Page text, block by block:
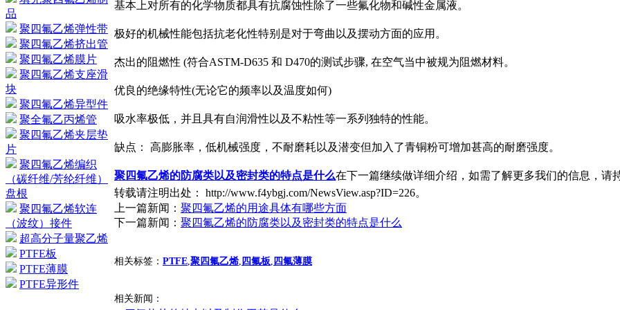
品
聚四氟乙烯弹性带
聚四氟乙烯挤出管
聚四氟乙烯膜片
聚四氟乙烯支座滑
块
聚四氟乙烯异型件
聚全氟乙丙烯管
聚四氟乙烯夹层垫
片
聚四氟乙烯编织
（碳纤维/芳纶纤维）
盘根
聚四氟乙烯软连
（波纹）接件
超高分子量聚乙烯
PTFE板
PTFE薄膜
PTFE异形件
基本上对所有的化学物质都具有抗腐蚀性除了一些氟化物和碱性金属液。
极好的机械性能包括抗老化性特别是对于弯曲以及摆动方面的应用。
杰出的阻燃性 (符合ASTM-D635 和 D470的测试步骤, 在空气当中被规为阻燃材料。
优良的绝缘特性(无论它的频率以及温度如何)
吸水率极低，并且具有自润滑性以及不粘性等一系列独特的性能。
缺点： 高膨胀率，低机械强度，不耐磨耗以及潜变但加入了青铜粉可增加甚高的耐磨强度。
聚四氟乙烯的防腐类以及密封类的特点是什么在下一篇继续做详细介绍，如需了解更多我们的信息，请
转载请注明出处： http://www.f4ybgj.com/NewsView.asp?ID=226。
上一篇新闻： 聚四氟乙烯的用途具体有哪些方面
下一篇新闻： 聚四氟乙烯的防腐类以及密封类的特点是什么
相关标签： PTFE 聚四氟乙烯, 四氟板 四氟薄膜
相关新闻：